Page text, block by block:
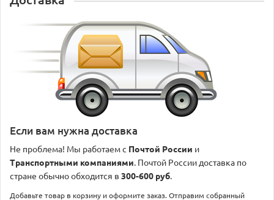
Если вам нужна доставка
Не проблема! Мы работаем с Почтой России и
Транспортными компаниями. Почтой России доставка по
стране обычно обходится в 300-600 руб.
Добавьте товар в корзину и оформите заказ. Отправим собранный